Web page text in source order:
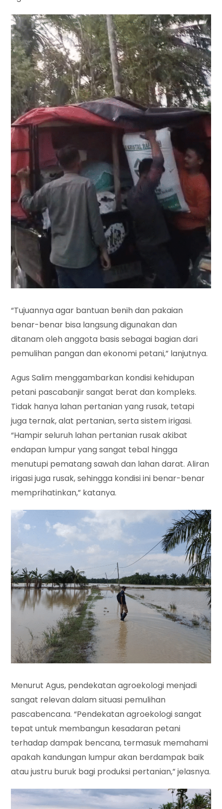
“Tujuannya agar bantuan benih dan pakaian
benar-benar bisa langsung digunakan dan
ditanam oleh anggota basis sebagai bagian dari
pemulihan pangan dan ekonomi petani,” lanjutnya.
Agus Salim menggambarkan kondisi kehidupan
petani pascabanjir sangat berat dan kompleks.
Tidak hanya lahan pertanian yang rusak, tetapi
juga ternak, alat pertanian, serta sistem irigasi.
“Hampir seluruh lahan pertanian rusak akibat
endapan lumpur yang sangat tebal hingga
menutupi pematang sawah dan lahan darat. Aliran
irigasi juga rusak, sehingga kondisi ini benar-benar
memprihatinkan,” katanya.
Menurut Agus, pendekatan agroekologi menjadi
sangat relevan dalam situasi pemulihan
pascabencana. “Pendekatan agroekologi sangat
tepat untuk membangun kesadaran petani
terhadap dampak bencana, termasuk memahami
apakah kandungan lumpur akan berdampak baik
atau justru buruk bagi produksi pertanian,” jelasnya.